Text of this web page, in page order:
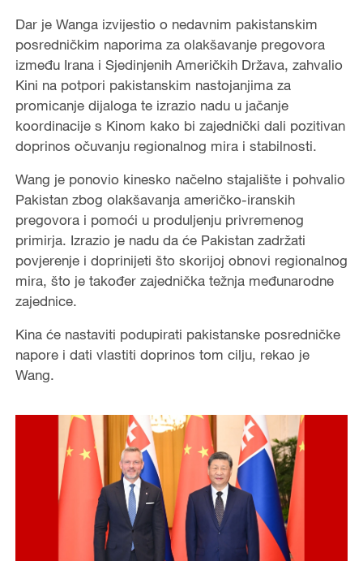
Dar je Wanga izvijestio o nedavnim pakistanskim
posredničkim naporima za olakšavanje pregovora
između Irana i Sjedinjenih Američkih Država, zahvalio
Kini na potpori pakistanskim nastojanjima za
promicanje dijaloga te izrazio nadu u jačanje
koordinacije s Kinom kako bi zajednički dali pozitivan
doprinos očuvanju regionalnog mira i stabilnosti.
Wang je ponovio kinesko načelno stajalište i pohvalio
Pakistan zbog olakšavanja američko-iranskih
pregovora i pomoći u produljenju privremenog
primirja. Izrazio je nadu da će Pakistan zadržati
povjerenje i doprinijeti što skorijoj obnovi regionalnog
mira, što je također zajednička težnja međunarodne
zajednice.
Kina će nastaviti podupirati pakistanske posredničke
napore i dati vlastiti doprinos tom cilju, rekao je
Wang.